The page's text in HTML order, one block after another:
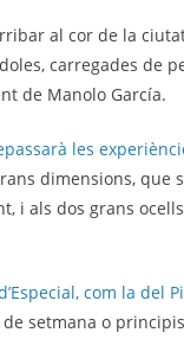
al cor de la
carregades de
de Manolo García.
les
dimensions, que
i als dos grans
com la del
setmana o